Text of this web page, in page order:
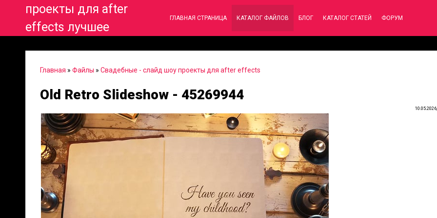
проекты для after
effects лучшее
ГЛАВНАЯ СТРАНИЦА КАТАЛОГ ФАЙЛОВ БЛОГ КАТАЛОГ СТАТЕЙ ФОРУМ
Главная » Файлы » Свадебные - слайд шоу проекты для after effects
Old Retro Slideshow - 45269944